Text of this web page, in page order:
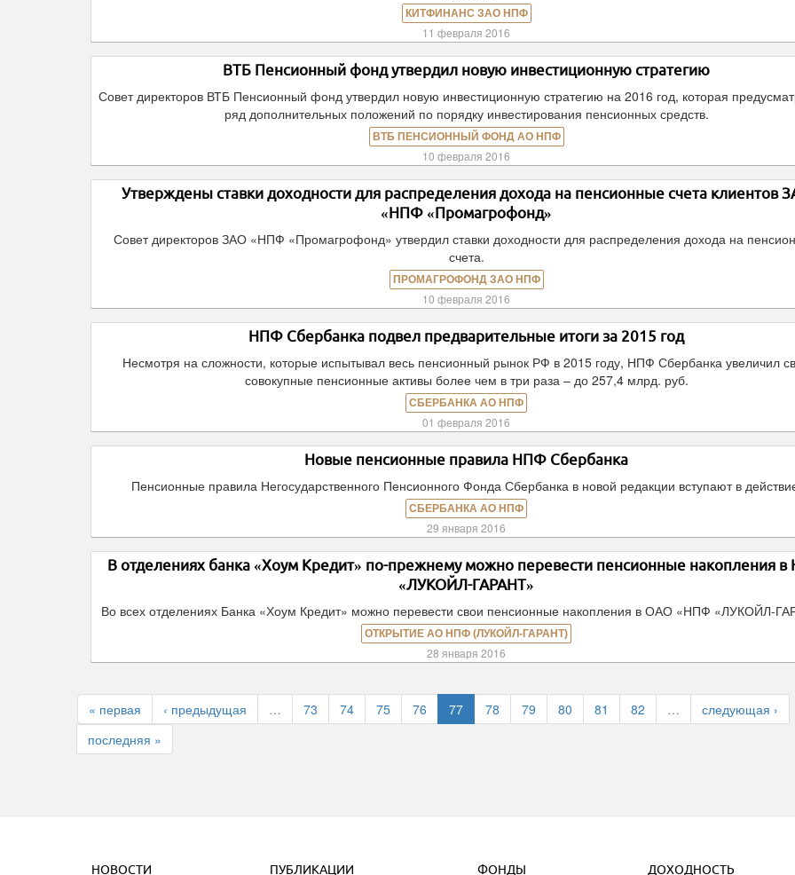
КИТФИНАНС ЗАО НПФ
11 февраля 2016
ВТБ Пенсионный фонд утвердил новую инвестиционную стратегию
Совет директоров ВТБ Пенсионный фонд утвердил новую инвестиционную стратегию на 2016 год, которая
ряд дополнительных положений по порядку инвестирования пенсионных средств.
ВТБ ПЕНСИОННЫЙ ФОНД АО НПФ
10 февраля 2016
Утверждены ставки доходности для распределения дохода на пенсионные счета клиентов
«НПФ «Промагрофонд»
Совет директоров ЗАО «НПФ «Промагрофонд» утвердил ставки доходности для распределения дохода на
счета.
ПРОМАГРОФОНД ЗАО НПФ
10 февраля 2016
НПФ Сбербанка подвел предварительные итоги за 2015 год
Несмотря на сложности, которые испытывал весь пенсионный рынок РФ в 2015 году, НПФ Сбербанка увеличил
совокупные пенсионные активы более чем в три раза – до 257,4 млрд. руб.
СБЕРБАНКА АО НПФ
01 февраля 2016
Новые пенсионные правила НПФ Сбербанка
Пенсионные правила Негосударственного Пенсионного Фонда Сбербанка в новой редакции вступают в
СБЕРБАНКА АО НПФ
29 января 2016
В отделениях банка «Хоум Кредит» по-прежнему можно перевести пенсионные накопления
«ЛУКОЙЛ-ГАРАНТ»
Во всех отделениях Банка «Хоум Кредит» можно перевести свои пенсионные накопления в ОАО «НПФ «ЛУКОЙЛ-
ОТКРЫТИЕ АО НПФ (ЛУКОЙЛ-ГАРАНТ)
28 января 2016
« первая ‹ предыдущая … 73 74 75 76 77 78 79 80 81 82 …
следующая ›
последняя »
НОВОСТИ ПУБЛИКАЦИИ ФОНДЫ ДОХОДНОСТЬ